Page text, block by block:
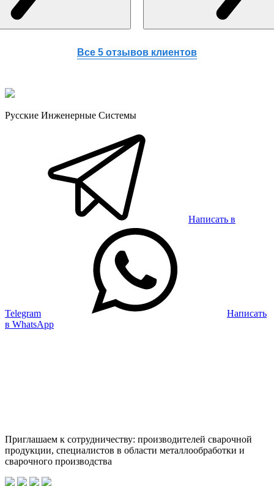
Все 5 отзывов клиентов
Русские Инженерные Системы
Написать в
Telegram
Написать
в WhatsApp
Приглашаем к сотрудничеству: производителей сварочной
продукции, специалистов в области металлообработки и
сварочного производства